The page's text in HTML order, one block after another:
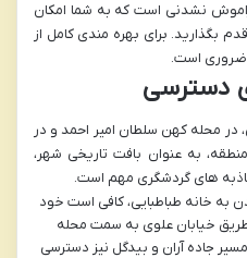
نشدنی است که به شما امکان
بگذارید. برای بهره مندی کامل از
ضروری است.
دسترسی
در محله کهن سلطان امیر احمد و در
به عنوان بافت تاریخی شهر،
های گردشگری مهم است.
به خانه طباطبایی، کافی است خود
طریق خیابان علوی به سمت محله
جاده آران و بیدگل نیز دسترسی